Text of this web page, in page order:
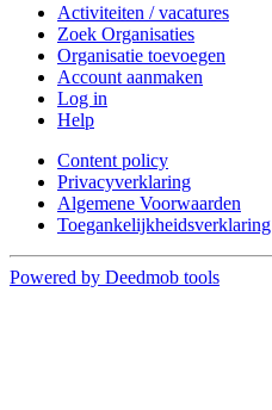
Activiteiten / vacatures
Zoek Organisaties
Organisatie toevoegen
Account aanmaken
Log in
Help
Content policy
Privacyverklaring
Algemene Voorwaarden
Toegankelijkheidsverklaring
Powered by Deedmob tools